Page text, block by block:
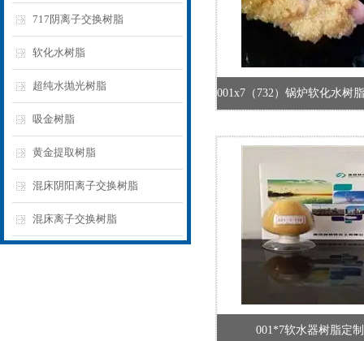
717阴离子交换树脂
软化水树脂
超纯水抛光树脂
吸金树脂
黄金提取树脂
混床阴阳离子交换树脂
混床离子交换树脂
001*7软水器树脂定